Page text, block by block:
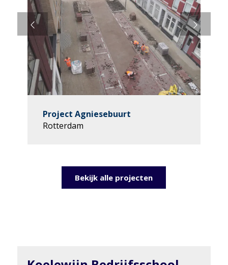
Project Agniesebuurt
Rotterdam
Bekijk alle projecten